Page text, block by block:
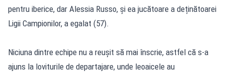
pentru iberice, dar Alessia Russo, și ea jucătoare a deținătoarei
Ligii Campionilor, a egalat (57).
Niciuna dintre echipe nu a reușit să mai înscrie, astfel că s-a
ajuns la loviturile de departajare, unde leoaicele au